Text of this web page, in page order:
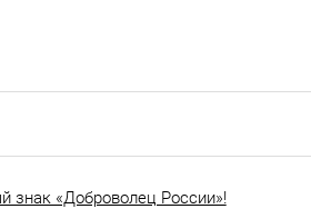
знак «Доброволец России»!